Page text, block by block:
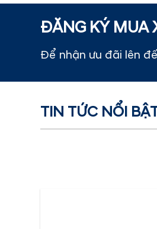
ĐĂNG KÝ MUA
Để nhận ưu đãi lên
TIN TỨC NỔI